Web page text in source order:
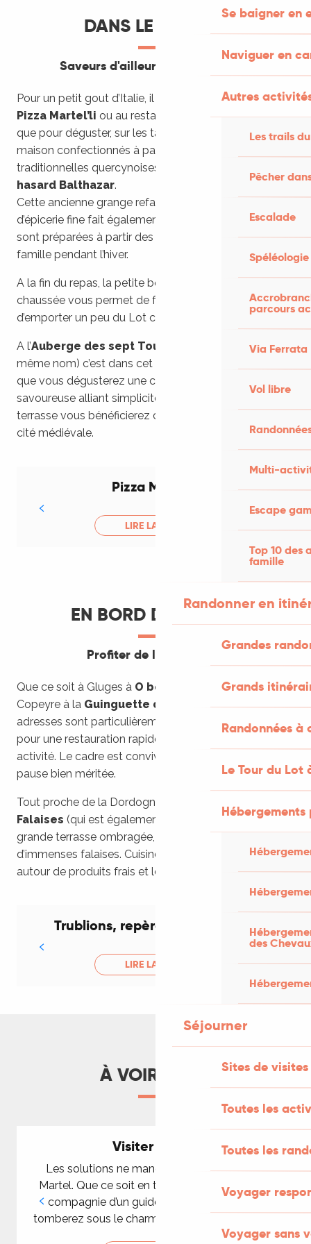
Se baigner en
Naviguer en
Autres
Les trails
Pêcher
Escalade
Spéléologie
parcours
Via Ferrata
Vol libre
Multi-
Escape
Top 10 des
famille
Randonner en
Grandes
Grands
Randonnées
Le Tour du Lot
des
Séjourner
Sites de visites
Toutes les
Toutes les
Voyager
Voyager sans
DANS LE VILLAGE
Saveurs d'ailleurs ou made in Lot
Pour un petit gout d’Italie, il faudra vous rendre à la
Pizza Martel’li ou au restaurant le Sans Lystandis
que pour déguster, sur les tables de bois, des produits
maison confectionnés à partir de recettes
traditionnelles quercynoises, l’adresse à retenir est
hasard Balthazar.
Cette ancienne grange refaite en boutique de charme
d’épicerie fine fait également restaurant. Les assiettes
sont préparées à partir des conserves réalisées par la
famille pendant l’hiver.
A la fin du repas, la petite boutique du rez-de-
chaussée vous permet de faire le plein de délices et
d’emporter un peu du Lot chez vous.
A l’Auberge des sept Tours
(restaurant de l’hôtel du
même nom) c’est dans cet ancien relais de diligence
que vous dégusterez une cuisine traditionnelle locale
savoureuse alliant simplicité et raffinement…De la
terrasse vous bénéficierez d’une vue imprenable sur la
cité médiévale.
Pizza Martel'li
LIRE LA SUITE
EN BORD DE RIVIÈRE
Profiter de la Dordogne
Que ce soit à Gluges à O berges du Rocher, ou à
Copeyre à la Guinguette de Copeyre, ces petites
adresses sont particulièrement adaptées en saison
pour une restauration rapide avant ou après une
activité. Le cadre est convivial pour profiter d’une
pause bien méritée.
Tout proche de la Dordogne, le
Falaises (qui est également un hôtel) propose une
grande terrasse ombragée, surplombée par
d’immenses falaises. Cuisine gourmande et créative
autour de produits frais et locaux.
Trublions, repère des Gourmets
LIRE LA SUITE
À VOIR AUSSI
Visiter Martel
Les solutions ne manquent pas pour visiter
Martel. Que ce soit en totale autonomie ou en
compagnie d’un guide, nul doute que vous
tomberez sous le charme. Déambuler dans les...